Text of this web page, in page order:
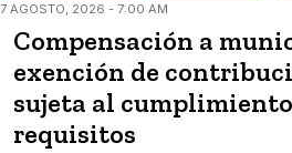
7 AGOSTO, 2026 - 7:00 AM
Compensación a
exención de
sujeta al
requisitos